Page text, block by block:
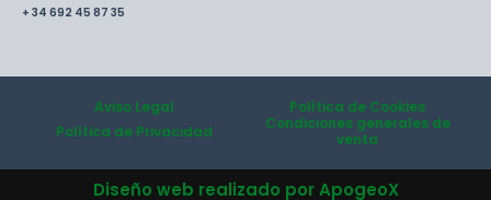
+ 34 692 45 87 35
Aviso Legal
Política de Cookies
Política de Privacidad
Condiciones generales de
venta
Diseño web realizado por ApogeoX